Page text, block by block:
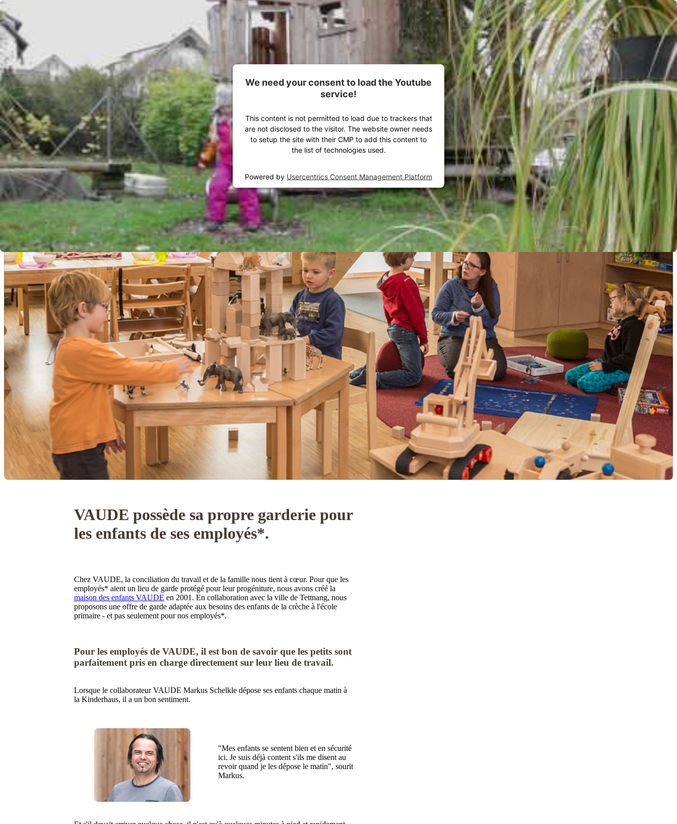
Aller au contenu
Équipement pour vos aventures en plein air
Femmes Hommes Équipement
Accueil
Blog VAUDE
Qui est VAUDE
VAUDE Maison des enfants
Entreprise
VAUDE possède sa propre garderie pour
les enfants de ses employés*.
Chez VAUDE, la conciliation du travail et de la famille nous tient à cœur. Pour que les
employés* aient un lieu de garde protégé pour leur progéniture, nous avons créé la
maison des enfants VAUDE en 2001. En collaboration avec la ville de Tettnang, nous
proposons une offre de garde adaptée aux besoins des enfants de la crèche à l'école
primaire - et pas seulement pour nos employés*.
Pour les employés de VAUDE, il est bon de savoir que les petits sont
parfaitement pris en charge directement sur leur lieu de travail.
Lorsque le collaborateur VAUDE Markus Schelkle dépose ses enfants chaque matin à
la Kinderhaus, il a un bon sentiment.
"Mes enfants se sentent bien et en sécurité
ici. Je suis déjà content s'ils me disent au
revoir quand je les dépose le matin", sourit
Markus.
We need your consent to load the Youtube
service!
This content is not permitted to load due to trackers that
are not disclosed to the visitor. The website owner needs
to setup the site with their CMP to add this content to
the list of technologies used.
Powered by Usercentrics Consent Management Platform